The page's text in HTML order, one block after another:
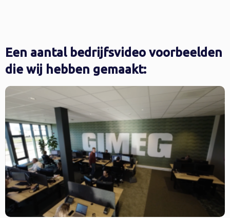
Een aantal bedrijfsvideo voorbeelden
die wij hebben gemaakt: